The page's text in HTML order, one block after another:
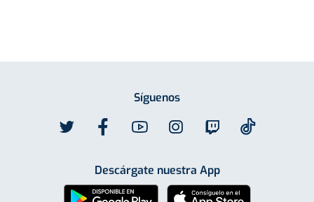
Síguenos
Descárgate nuestra App